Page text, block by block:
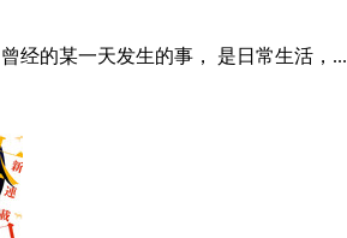
经的某一天发生的事， 是日常生活，...